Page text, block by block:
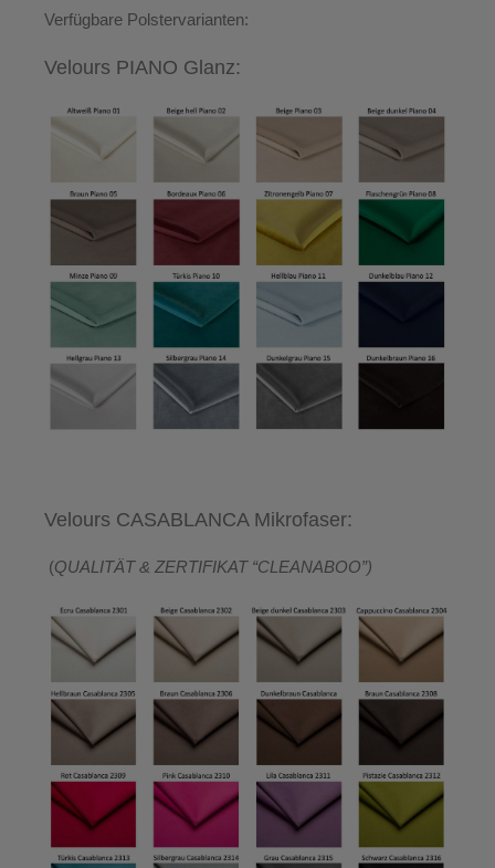
Verfügbare Polstervarianten:
Velours PIANO Glanz:
Velours CASABLANCA Mikrofaser:
(QUALITÄT & ZERTIFIKAT “CLEANABOO”)